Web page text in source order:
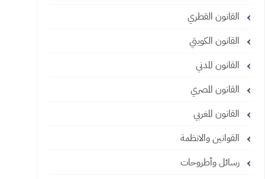
القانون القطري
القانون الكويتي
القانون المدني
القانون المصري
القانون المغربي
القوانين والانظمة
رسائل وأطروحات